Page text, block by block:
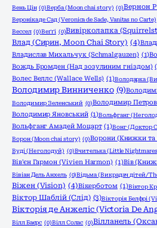
Вень Цін (0)Верба (Moon chai story) (0)Вернон
Вероніка де Сад (Veronica de Sade, Vanitas no Carte)
Вессел (0)Веґґі (0)Вивірколапка
Влад (Сирин, Moon Chai Story) (4)
Владислав Михальчук (Schmalgauzen) (1)
Вождь Бромден (Над зозулиним гніздом)
Волес Веллс (Wallace Wells) (1)Володарка
Володимир Винниченко (9)
Володимир Зеленський (0)Володимир Петров
Володимир Яновський (1)Вольфганг (Не
Вольфганг Амадей Моцарт (1)Вонг (Доктор
Ворон (Moon chai story) (0)Ворони (Книжки та
Вуді (Не голодуй) (0)Вчителька (Little
Вів'єн Гармон (Vivien Harmon) (1)Вів
Вівіан Дель Анхель (0)Відьма (Викрадач дітей/
Віжен (Vision) (4)Вікерботом (1)Віктор
Віктор Шаблій (Слід) (3)Вікторія Белфрі
Вікторія де Анжеліс (Victoria De
Вілл Баєрс (0)Вілл Солас (0)Вілланель